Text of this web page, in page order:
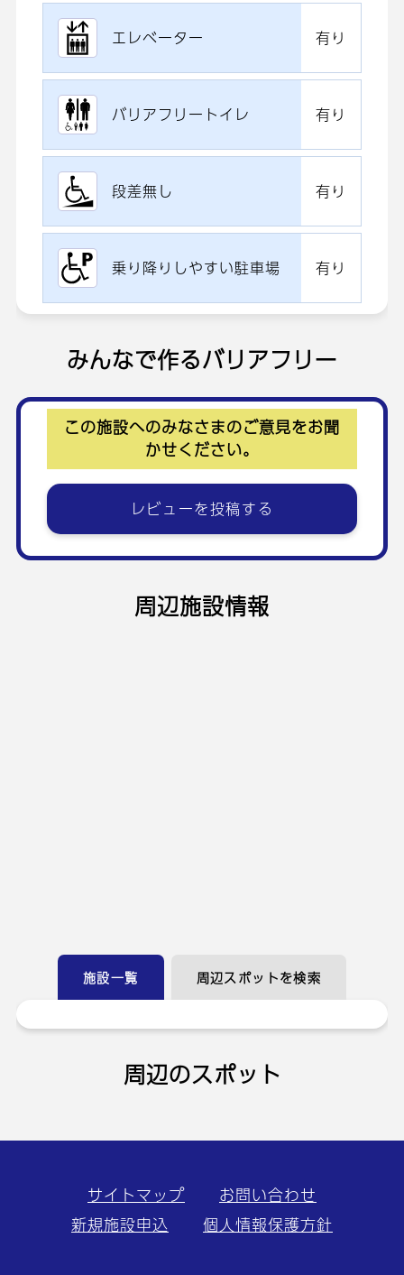
エレベーター 有り
バリアフリートイレ 有り
段差無し 有り
乗り降りしやすい駐車場 有り
みんなで作るバリアフリー
この施設へのみなさまのご意見をお聞
かせください。
レビューを投稿する
周辺施設情報
施設一覧 周辺スポットを検索
周辺のスポット
サイトマップ
お問い合わせ
新規施設申込
個人情報保護方針